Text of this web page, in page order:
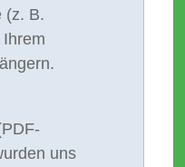
(z. B.
uns